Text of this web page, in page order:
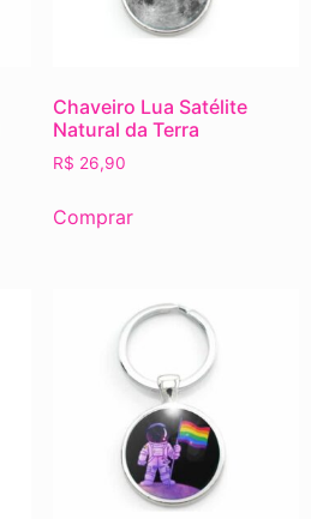
Chaveiro Lua Satélite
Natural da Terra
R$ 26,90
Comprar